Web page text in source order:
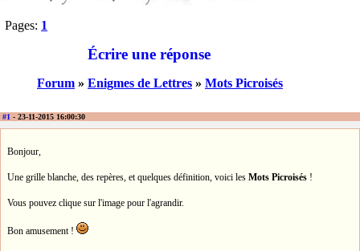
Pages: 1
Écrire une réponse
Forum » Enigmes de Lettres » Mots Picroisés
#1 - 23-11-2015 16:00:30
Bonjour,
Une grille blanche, des repères, et quelques définition, voici les Mots Picroisés !
Vous pouvez clique sur l'image pour l'agrandir.
Bon amusement !